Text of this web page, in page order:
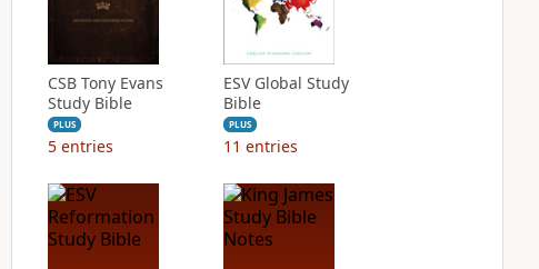
CSB Tony Evans
Study Bible
PLUS
5 entries
ESV Global Study
Bible
PLUS
11 entries